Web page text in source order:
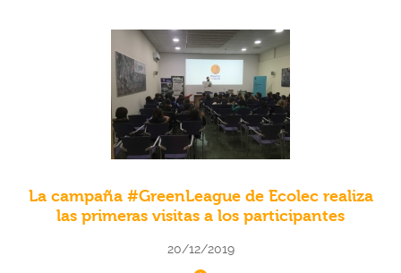
La campaña #GreenLeague de Ecolec realiza
las primeras visitas a los participantes
20/12/2019